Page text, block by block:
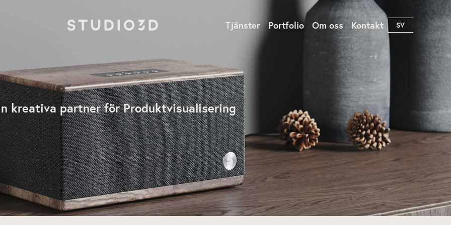
Tjänster Portfolio Om oss Kontakt
Arkitektur
Produkt
SV
kreativa partner för Produktvisualisering